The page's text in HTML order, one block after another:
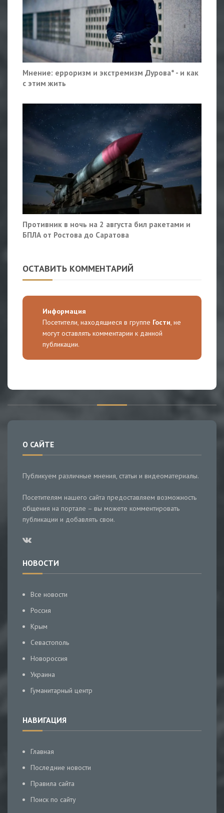
Мнение: ерроризм и экстремизм Дурова* - и как
с этим жить
Противник в ночь на 2 августа бил ракетами и
БПЛА от Ростова до Саратова
ОСТАВИТЬ КОММЕНТАРИЙ
Информация
Посетители, находящиеся в группе Гости, не
могут оставлять комментарии к данной
публикации.
О САЙТЕ
Публикуем различные мнения, статьи и видеоматериалы.
Посетителям нашего сайта предоставляем возможность
общения на портале – вы можете комментировать
публикации и добавлять свои.
НОВОСТИ
Все новости
Россия
Крым
Севастополь
Новороссия
Украина
Гуманитарный центр
НАВИГАЦИЯ
Главная
Последние новости
Правила сайта
Поиск по сайту